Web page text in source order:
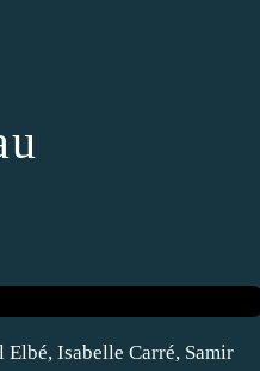
Elbé, Isabelle Carré, Samir